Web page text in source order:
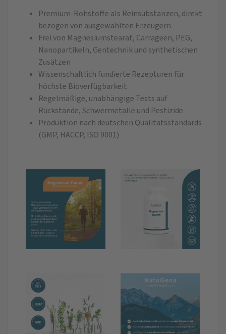
Premium-Rohstoffe als Reinsubstanzen, direkt
bezogen von ausgewählten Erzeugern
Frei von Magnesiumstearat, Carrageen, PEG,
Nanopartikeln, Gentechnik und synthetischen
Zusätzen
Wissenschaftlich fundierte Rezepturen für
höchste Bioverfügbarkeit
Regelmäßige, unabhängige Tests auf
Rückstände, Schwermetalle und Pestizide
Produktion nach deutschen Qualitätsstandards
(GMP, HACCP, ISO 9001)